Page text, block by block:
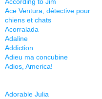
Ace Ventura, détective pour
chiens et chats
Acorralada
Adaline
Addiction
Adieu ma concubine
Adios, America!
Adorable Julia